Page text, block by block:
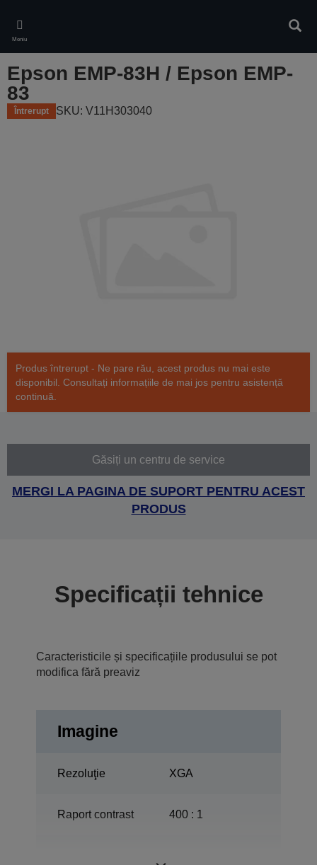
main
content
Meniu
Epson EMP-83H / Epson EMP-
83
Întrerupt SKU: V11H303040
Produs întrerupt - Ne pare rău, acest produs nu mai este
disponibil. Consultați informațiile de mai jos pentru asistență
continuă.
Găsiți un centru de service
MERGI LA PAGINA DE SUPORT PENTRU ACEST
PRODUS
Specificații tehnice
Caracteristicile și specificațiile produsului se pot
modifica fără preaviz
Imagine
Rezoluţie XGA
Raport contrast 400 : 1